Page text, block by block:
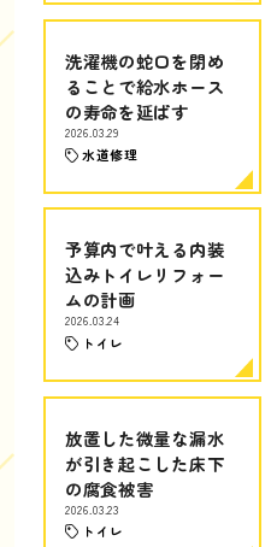
洗濯機の蛇口を閉め
ることで給水ホース
の寿命を延ばす
2026.03.29
水道修理
予算内で叶える内装
込みトイレリフォー
ムの計画
2026.03.24
トイレ
放置した微量な漏水
が引き起こした床下
の腐食被害
2026.03.23
トイレ